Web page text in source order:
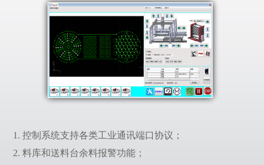
1. 控制系统支持各类工业通讯端口协议；
2. 料库和送料台余料报警功能；